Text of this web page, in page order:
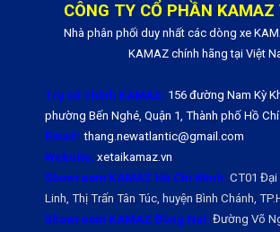
CÔNG TY CỔ PHẦN
Nhà phân phối duy nhất các dòng xe
KAMAZ chính hãng tại Việt
Trụ sở chính KAMAZ: 156 đường Nam Kỳ
phường Bến Nghé, Quận 1, Thành phố Hồ
Email: thang.newatlantic@gmail.com
Website: xetaikamaz.vn
Showroom KAMAZ Hồ Chí Minh: CT01 Đại
Linh, Thị Trấn Tân Túc, huyện Bình Chánh,
Showroom KAMAZ Đồng Nai: Đường Võ